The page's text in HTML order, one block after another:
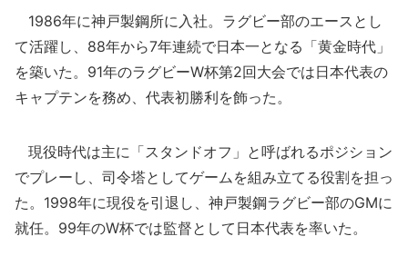
1986年に神戸製鋼所に入社。ラグビー部のエースとし
て活躍し、88年から7年連続で日本一となる「黄金時代」
を築いた。91年のラグビーW杯第2回大会では日本代表の
キャプテンを務め、代表初勝利を飾った。
現役時代は主に「スタンドオフ」と呼ばれるポジション
でプレーし、司令塔としてゲームを組み立てる役割を担っ
た。1998年に現役を引退し、神戸製鋼ラグビー部のGMに
就任。99年のW杯では監督として日本代表を率いた。